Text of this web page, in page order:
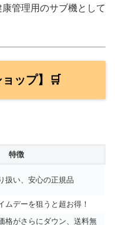
管理用のサブ機として
ップ】🛒
特徴
扱い、安心の正規品
ムデーを狙うと超お得！
格がさらにダウン、送料無